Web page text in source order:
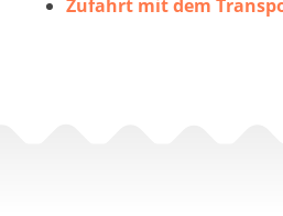
Zufahrt mit dem